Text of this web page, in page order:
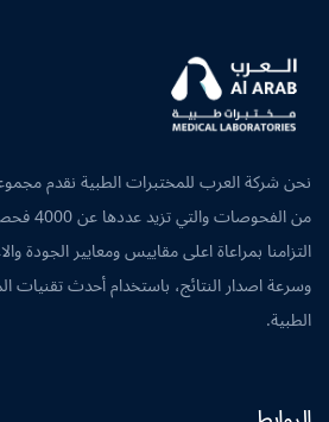
نحن شركة العرب للمختبرات الطبية نقدم
من الفحوصات
التزامنا بمراعاة اعلى مقاييس ومعايير الجودة
وسرعة اصدار النتائج، باستخدام أحدث تقنيات
الطبية.